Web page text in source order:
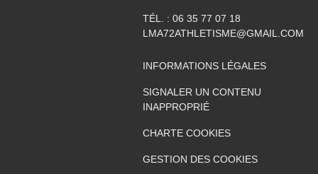
TÉL. : 06 35 77 07 18
LMA72ATHLETISME@GMAIL.COM
INFORMATIONS LÉGALES
SIGNALER UN CONTENU
INAPPROPRIÉ
CHARTE COOKIES
GESTION DES COOKIES